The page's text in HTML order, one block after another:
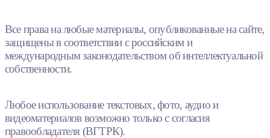
Все права на любые материалы, опубликованные на сайте,
защищены в соответствии с российским и
международным законодательством об интеллектуальной
собственности.
Любое использование текстовых, фото, аудио и
видеоматериалов возможно только с согласия
правообладателя (ВГТРК).